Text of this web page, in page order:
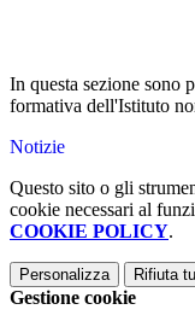
In questa sezione sono
formativa dell'Istituto
Notizie
Questo sito o gli
cookie necessari al
COOKIE POLICY.
Personalizza Rifiuta
Gestione cookie